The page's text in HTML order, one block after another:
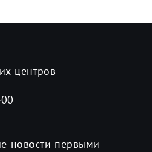
центров
новости первыми